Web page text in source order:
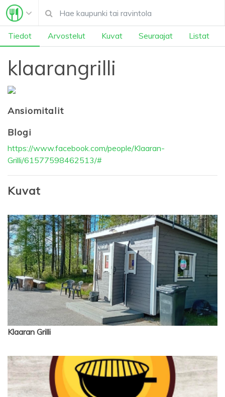
Tiedot Arvostelut Kuvat Seuraajat Listat
klaarangrilli
Ansiomitalit
Blogi
https://www.facebook.com/people/Klaaran-
Grilli/61577598462513/#
Kuvat
Klaaran Grilli